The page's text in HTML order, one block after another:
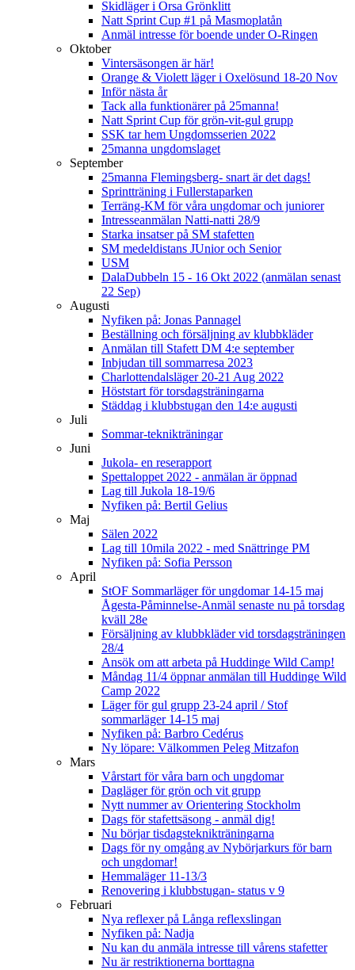
Skidläger i Orsa Grönklitt
Natt Sprint Cup #1 på Masmoplatån
Anmäl intresse för boende under O-Ringen
Oktober
Vintersäsongen är här!
Orange & Violett läger i Oxelösund 18-20 Nov
Inför nästa år
Tack alla funktionärer på 25manna!
Natt Sprint Cup för grön-vit-gul grupp
SSK tar hem Ungdomsserien 2022
25manna ungdomslaget
September
25manna Flemingsberg- snart är det dags!
Sprintträning i Fullerstaparken
Terräng-KM för våra ungdomar och juniorer
Intresseanmälan Natti-natti 28/9
Starka insatser på SM stafetten
SM medeldistans JUnior och Senior
USM
DalaDubbeln 15 - 16 Okt 2022 (anmälan senast
22 Sep)
Augusti
Nyfiken på: Jonas Pannagel
Beställning och försäljning av klubbkläder
Anmälan till Stafett DM 4:e september
Inbjudan till sommarresa 2023
Charlottendalsläger 20-21 Aug 2022
Höststart för torsdagsträningarna
Städdag i klubbstugan den 14:e augusti
Juli
Sommar-teknikträningar
Juni
Jukola- en reserapport
Spettaloppet 2022 - anmälan är öppnad
Lag till Jukola 18-19/6
Nyfiken på: Bertil Gelius
Maj
Sälen 2022
Lag till 10mila 2022 - med Snättringe PM
Nyfiken på: Sofia Persson
April
StOF Sommarläger för ungdomar 14-15 maj
Ågesta-Påminnelse-Anmäl senaste nu på torsdag
kväll 28e
Försäljning av klubbkläder vid torsdagsträningen
28/4
Ansök om att arbeta på Huddinge Wild Camp!
Måndag 11/4 öppnar anmälan till Huddinge Wild
Camp 2022
Läger för gul grupp 23-24 april / Stof
sommarläger 14-15 maj
Nyfiken på: Barbro Cedérus
Ny löpare: Välkommen Peleg Mitzafon
Mars
Vårstart för våra barn och ungdomar
Dagläger för grön och vit grupp
Nytt nummer av Orientering Stockholm
Dags för stafettsäsong - anmäl dig!
Nu börjar tisdagsteknikträningarna
Dags för ny omgång av Nybörjarkurs för barn
och ungdomar!
Hemmaläger 11-13/3
Renovering i klubbstugan- status v 9
Februari
Nya reflexer på Långa reflexslingan
Nyfiken på: Nadja
Nu kan du anmäla intresse till vårens stafetter
Nu är restriktionerna borttagna